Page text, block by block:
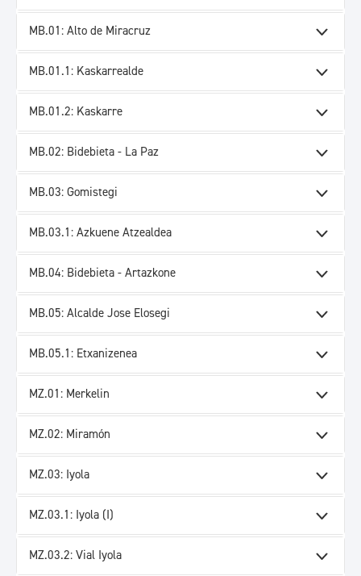
MB.01: Alto de Miracruz
MB.01.1: Kaskarrealde
MB.01.2: Kaskarre
MB.02: Bidebieta - La Paz
MB.03: Gomistegi
MB.03.1: Azkuene Atzealdea
MB.04: Bidebieta - Artazkone
MB.05: Alcalde Jose Elosegi
MB.05.1: Etxanizenea
MZ.01: Merkelin
MZ.02: Miramón
MZ.03: Iyola
MZ.03.1: Iyola (I)
MZ.03.2: Vial Iyola